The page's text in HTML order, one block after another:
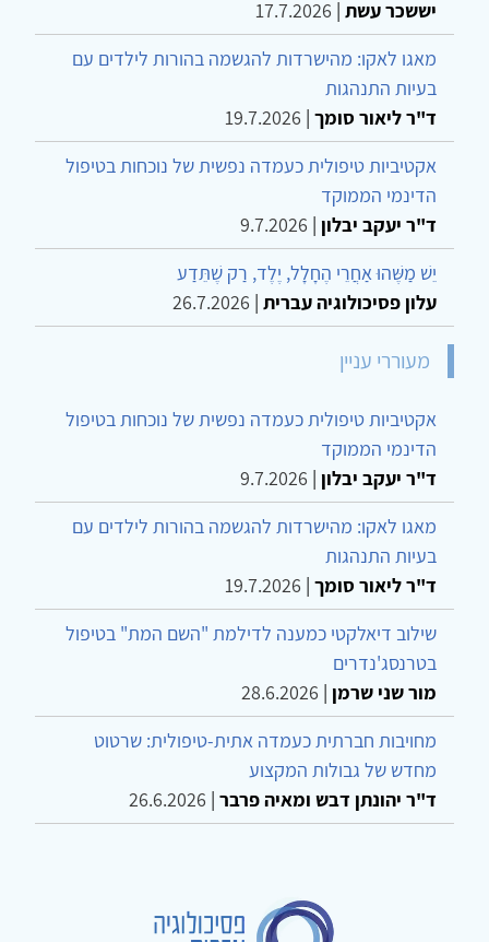
יששכר עשת |
17.7.2026
מאגו לאקו: מהישרדות להגשמה בהורות לילדים עם
בעיות התנהגות
ד"ר ליאור סומך |
19.7.2026
אקטיביות טיפולית כעמדה נפשית של נוכחות בטיפול
הדינמי הממוקד
ד"ר יעקב יבלון |
9.7.2026
יֵשׁ מַשֶּׁהוּ אַחֲרֵי הֶחָלָל, יֶלֶד, רַק שֶׁתֵּדַע
עלון פסיכולוגיה עברית |
26.7.2026
מעוררי עניין
אקטיביות טיפולית כעמדה נפשית של נוכחות בטיפול
הדינמי הממוקד
ד"ר יעקב יבלון |
9.7.2026
מאגו לאקו: מהישרדות להגשמה בהורות לילדים עם
בעיות התנהגות
ד"ר ליאור סומך |
19.7.2026
שילוב דיאלקטי כמענה לדילמת "השם המת" בטיפול
בטרנסג'נדרים
מור שני שרמן |
28.6.2026
מחויבות חברתית כעמדה אתית-טיפולית: שרטוט
מחדש של גבולות המקצוע
ד"ר יהונתן דבש ומאיה פרבר |
26.6.2026